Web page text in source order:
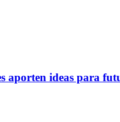
aporten ideas para